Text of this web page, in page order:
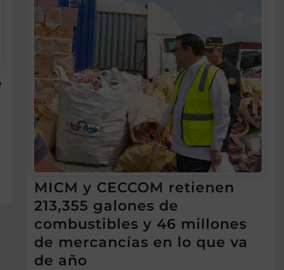
MICM y CECCOM retienen
213,355 galones de
combustibles y 46 millones
de mercancías en lo que va
de año